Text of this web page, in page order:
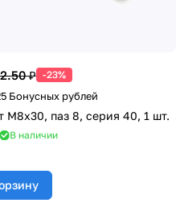
₽ -23%
Бонусных рублей
М8х30, паз 8, серия 40, 1 шт.
В наличии